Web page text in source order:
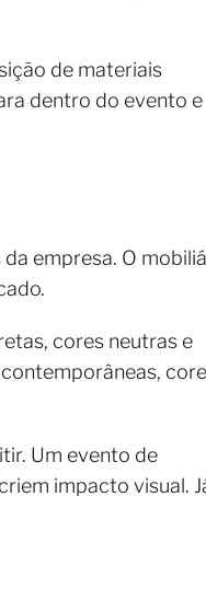
de materiais
dentro do evento e
empresa. O
cores neutras e
Um evento de
impacto visual.